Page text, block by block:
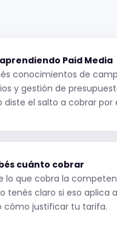
el precio
de presentar tu tarifa que
y formas que
la diferencia y cómo
futuros
escritas, se
que pueden arruinar
profesional.
no significa
Significa
Los mejores
Paid Media
conocimientos de
y gestión de
diste el salto a cobrar por
cuánto cobrar
lo que cobra la
tenés claro si eso aplica
cómo justificar tu tarifa.